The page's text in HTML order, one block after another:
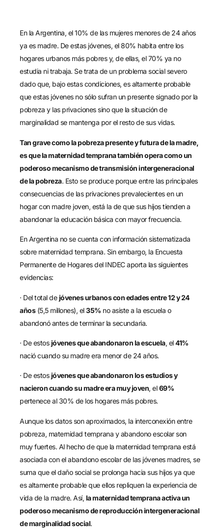
En la Argentina, el 10% de las mujeres menores de 24 años
ya es madre. De estas jóvenes, el 80% habita entre los
hogares urbanos más pobres y, de ellas, el 70% ya no
estudia ni trabaja. Se trata de un problema social severo
dado que, bajo estas condiciones, es altamente probable
que estas jóvenes no sólo sufran un presente signado por la
pobreza y las privaciones sino que la situación de
marginalidad se mantenga por el resto de sus vidas.
Tan grave como la pobreza presente y futura de la madre,
es que la maternidad temprana también opera como un
poderoso mecanismo de transmisión intergeneracional
de la pobreza. Esto se produce porque entre las principales
consecuencias de las privaciones prevalecientes en un
hogar con madre joven, está la de que sus hijos tienden a
abandonar la educación básica con mayor frecuencia.
En Argentina no se cuenta con información sistematizada
sobre maternidad temprana. Sin embargo, la Encuesta
Permanente de Hogares del INDEC aporta las siguientes
evidencias:
· Del total dejóvenes urbanos con edades entre 12 y 24
años(5,5 millones), el35% no asiste a la escuela o
abandonó antes de terminar la secundaria.
· De estosjóvenes que abandonaron la escuela, el41%
nació cuando su madre era menor de 24 años.
· De estosjóvenes que abandonaron los estudios y
nacieron cuando su madre era muy joven, el69%
pertenece al 30% de los hogares más pobres.
Aunque los datos son aproximados, la interconexión entre
pobreza, maternidad temprana y abandono escolar son
muy fuertes. Al hecho de que la maternidad temprana está
asociada con el abandono escolar de las jóvenes madres, se
suma que el daño social se prolonga hacia sus hijos ya que
es altamente probable que ellos repliquen la experiencia de
vida de la madre. Así, la maternidad temprana activa un
poderoso mecanismo de reproducción intergeneracional
de marginalidad social.